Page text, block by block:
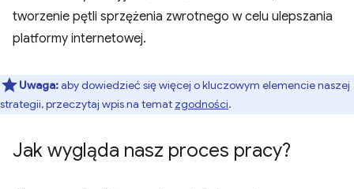
tworzenie pętli sprzężenia zwrotnego w celu ulepszania
platformy internetowej.
Uwaga:aby dowiedzieć się więcej o kluczowym elemencie naszej
strategii, przeczytaj wpis na temat zgodności.
Jak wygląda nasz proces pracy?